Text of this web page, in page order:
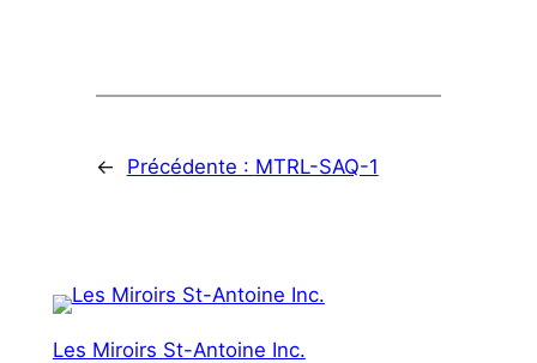
← Précédente : MTRL-SAQ-1
Les Miroirs St-Antoine Inc.